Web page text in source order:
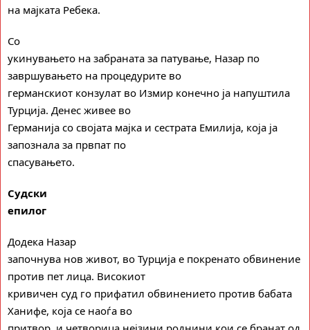
на мајката Ребека.
Со
укинувањето на забраната за патување, Назар по
завршувањето на процедурите во
германскиот конзулат во Измир конечно ја напуштила
Турција. Денес живее во
Германија со својата мајка и сестрата Емилија, која ја
запознала за првпат по
спасувањето.
Судски
епилог
Додека Назар
започнува нов живот, во Турција е покренато обвинение
против пет лица. Високиот
кривичен суд го прифатил обвинението против бабата
Ханифе, која се наоѓа во